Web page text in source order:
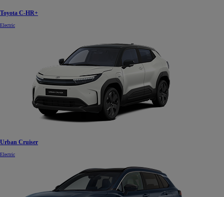
Toyota C-HR+
Electric
Urban Cruiser
Electric